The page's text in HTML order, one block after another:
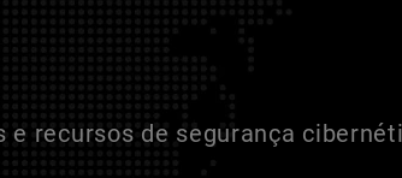
recursos de segurança